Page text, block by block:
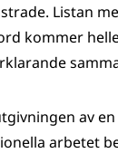
Listan
kommer
av
arbetet